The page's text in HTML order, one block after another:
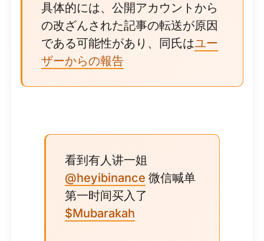
具体的には、公開アカウントから
の改ざんされた記事の転送が原因
である可能性があり、同氏はユー
ザーからの報告
看到有人讲一姐
@heyibinance 微信喊单
第一时间买入了
$Mubarakah